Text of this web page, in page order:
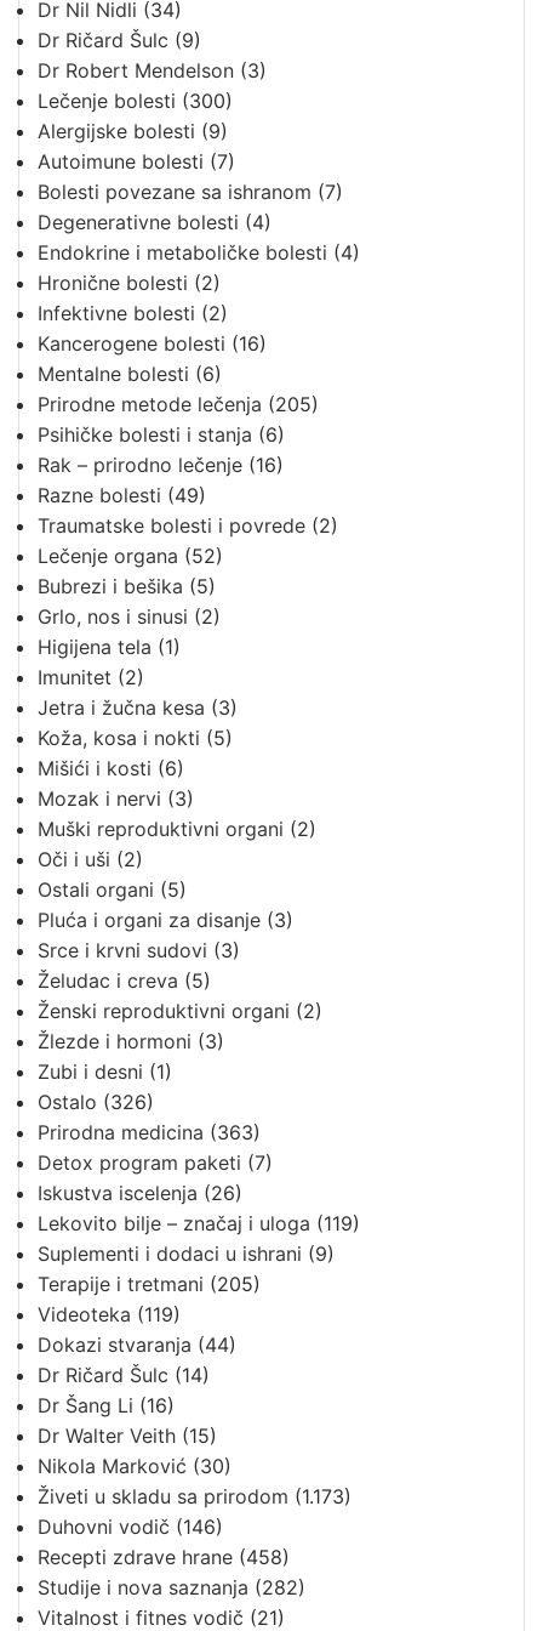
Dr Nil Nidli (34)
Dr Ričard Šulc (9)
Dr Robert Mendelson (3)
Lečenje bolesti (300)
Alergijske bolesti (9)
Autoimune bolesti (7)
Bolesti povezane sa ishranom (7)
Degenerativne bolesti (4)
Endokrine i metaboličke bolesti (4)
Hronične bolesti (2)
Infektivne bolesti (2)
Kancerogene bolesti (16)
Mentalne bolesti (6)
Prirodne metode lečenja (205)
Psihičke bolesti i stanja (6)
Rak – prirodno lečenje (16)
Razne bolesti (49)
Traumatske bolesti i povrede (2)
Lečenje organa (52)
Bubrezi i bešika (5)
Grlo, nos i sinusi (2)
Higijena tela (1)
Imunitet (2)
Jetra i žučna kesa (3)
Koža, kosa i nokti (5)
Mišići i kosti (6)
Mozak i nervi (3)
Muški reproduktivni organi (2)
Oči i uši (2)
Ostali organi (5)
Pluća i organi za disanje (3)
Srce i krvni sudovi (3)
Želudac i creva (5)
Ženski reproduktivni organi (2)
Žlezde i hormoni (3)
Zubi i desni (1)
Ostalo (326)
Prirodna medicina (363)
Detox program paketi (7)
Iskustva iscelenja (26)
Lekovito bilje – značaj i uloga (119)
Suplementi i dodaci u ishrani (9)
Terapije i tretmani (205)
Videoteka (119)
Dokazi stvaranja (44)
Dr Ričard Šulc (14)
Dr Šang Li (16)
Dr Walter Veith (15)
Nikola Marković (30)
Živeti u skladu sa prirodom (1.173)
Duhovni vodič (146)
Recepti zdrave hrane (458)
Studije i nova saznanja (282)
Vitalnost i fitnes vodič (21)